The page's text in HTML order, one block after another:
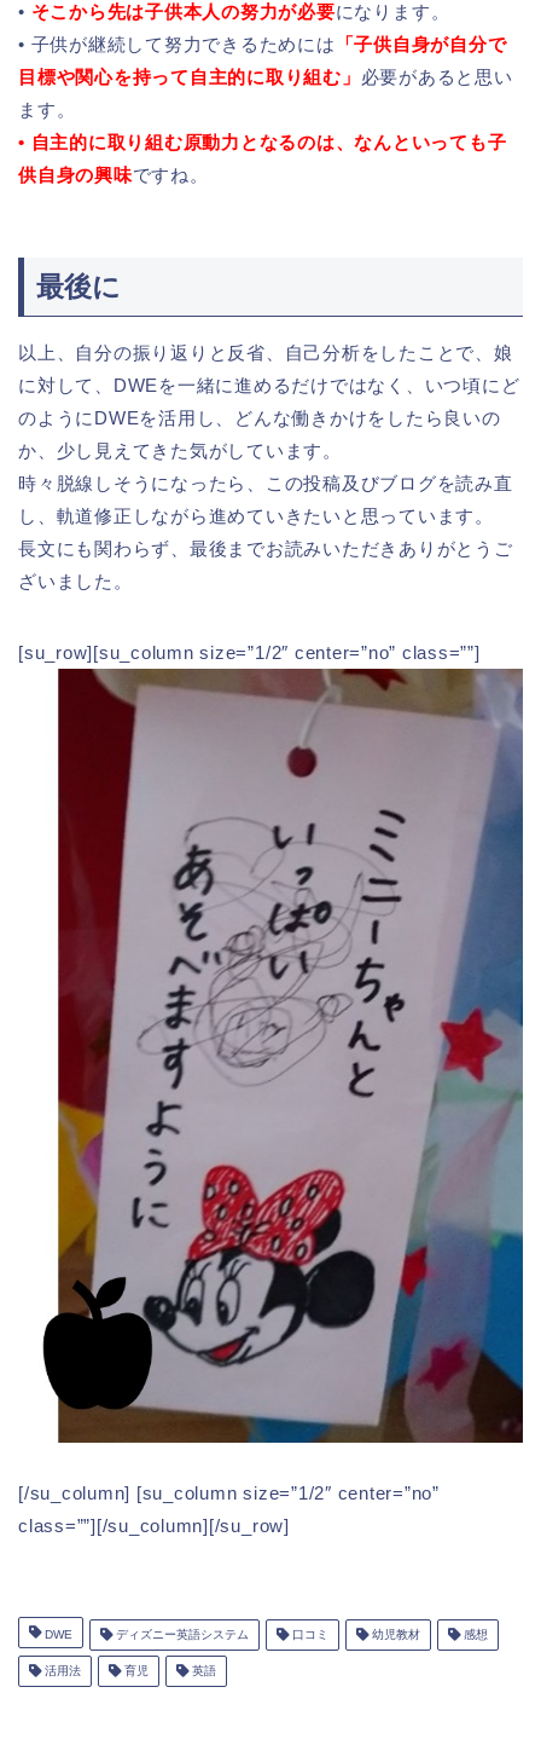
• そこから先は子供本人の努力が必要になります。
• 子供が継続して努力できるためには 「子供自身が自分で
目標や関心を持って自主的に取り組む」 必要があると思い
ます。
• 自主的に取り組む原動力となるのは、なんといっても子
供自身の興味ですね。
最後に
以上、自分の振り返りと反省、自己分析をしたことで、娘
に対して、DWEを一緒に進めるだけではなく、いつ頃にど
のようにDWEを活用し、どんな働きかけをしたら良いの
か、少し見えてきた気がしています。
時々脱線しそうになったら、この投稿及びブログを読み直
し、軌道修正しながら進めていきたいと思っています。
長文にも関わらず、最後までお読みいただきありがとうご
ざいました。
[su_row][su_column size=”1/2″ center=”no” class=””]
[/su_column] [su_column size=”1/2″ center=”no”
class=””][/su_column][/su_row]
DWE ディズニー英語システム 口コミ 幼児教材 感想
活用法 育児 英語